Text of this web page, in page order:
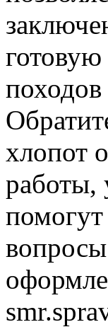
готовую
хлопот
работы,
помогут